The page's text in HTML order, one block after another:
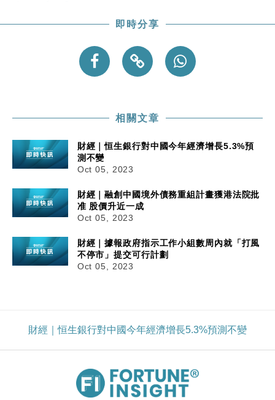
即時分享
相關文章
財經｜恒生銀行對中國今年經濟增長5.3%預
測不變
Oct 05, 2023
財經｜融創中國境外債務重組計畫獲港法院批
准 股價升近一成
Oct 05, 2023
財經｜據報政府指示工作小組數周內就「打風
不停市」提交可行計劃
Oct 05, 2023
財經｜恒生銀行對中國今年經濟增長5.3%預測不變